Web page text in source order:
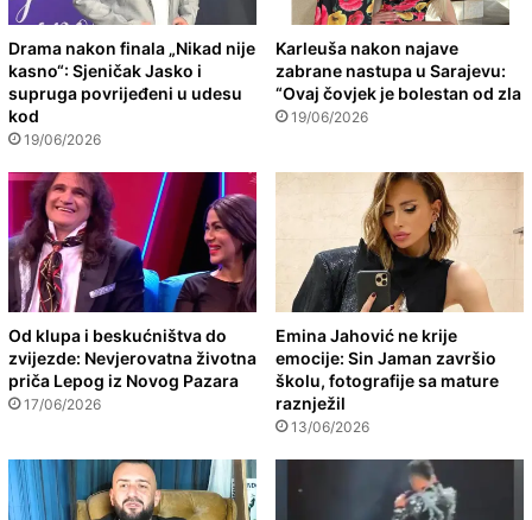
Drama nakon finala „Nikad nije
kasno“: Sjeničak Jasko i
supruga povrijeđeni u udesu
kod
19/06/2026
Karleuša nakon najave
zabrane nastupa u Sarajevu:
“Ovaj čovjek je bolestan od zla
19/06/2026
Od klupa i beskućništva do
zvijezde: Nevjerovatna životna
priča Lepog iz Novog Pazara
17/06/2026
Emina Jahović ne krije
emocije: Sin Jaman završio
školu, fotografije sa mature
raznježil
13/06/2026